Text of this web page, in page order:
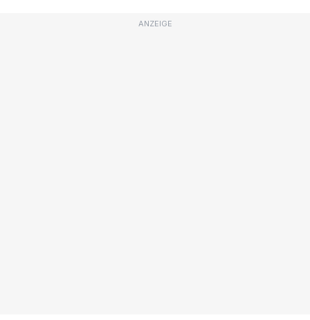
ANZEIGE